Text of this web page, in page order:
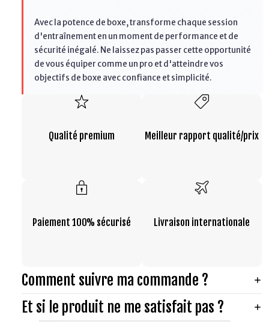
Avec la potence de boxe, transforme chaque session
d'entraînement en un moment de performance et de
sécurité inégalé. Ne laissez pas passer cette opportunité
de vous équiper comme un pro et d'atteindre vos
objectifs de boxe avec confiance et simplicité.
Qualité premium Meilleur rapport qualité/prix
Paiement 100% sécurisé Livraison internationale
Comment suivre ma commande ?
Et si le produit ne me satisfait pas ?